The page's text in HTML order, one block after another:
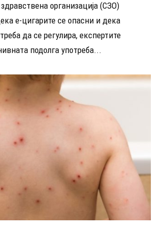
организација (СЗО)
е-цигарите се опасни и дека
да се регулира, експертите
подолга употреба...